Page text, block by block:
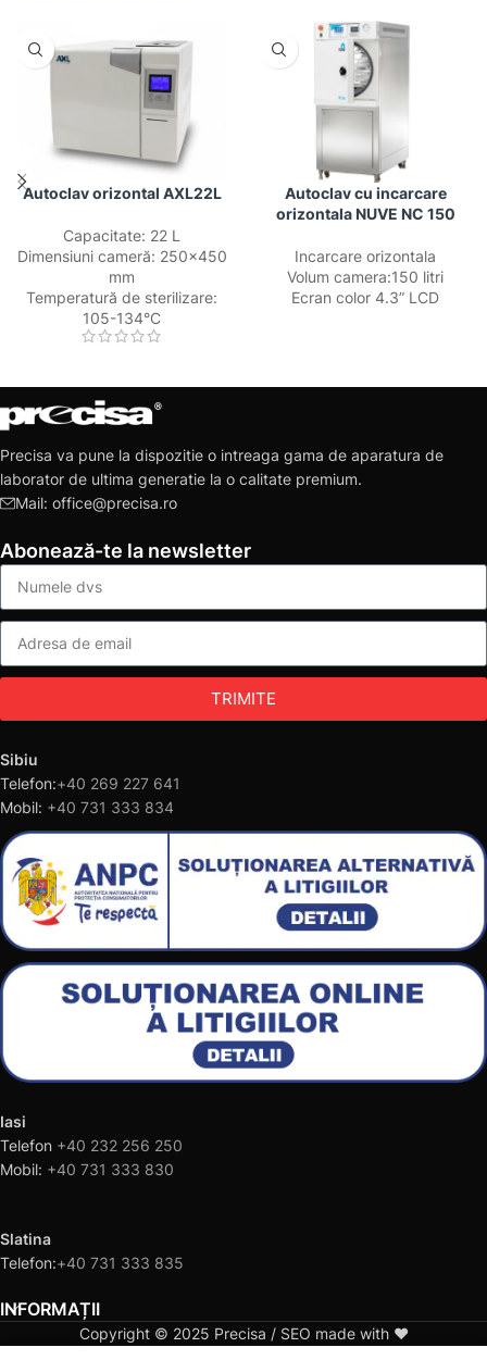
Autoclav orizontal AXL22L
Capacitate: 22 L
Dimensiuni cameră: 250×450
mm
Temperatură de sterilizare:
105-134°C
Autoclav cu incarcare
orizontala NUVE NC 150
Incarcare orizontala
Volum camera:150 litri
Ecran color 4.3” LCD
Precisa va pune la dispozitie o intreaga gama de aparatura de
laborator de ultima generatie la o calitate premium.
Mail: office@precisa.ro
Abonează-te la newsletter
TRIMITE
Sibiu
Telefon:+40 269 227 641
Mobil: +40 731 333 834
Iasi
Telefon +40 232 256 250
Mobil: +40 731 333 830
Slatina
Telefon:+40 731 333 835
INFORMAȚII
Copyright © 2025 Precisa / SEO made with ❤️